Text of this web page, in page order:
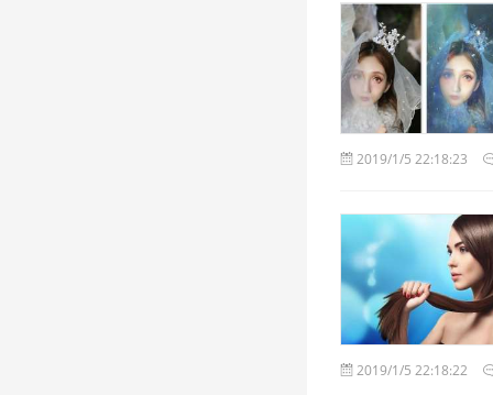
2019/1/5 22:18:23
2019/1/5 22:18:22